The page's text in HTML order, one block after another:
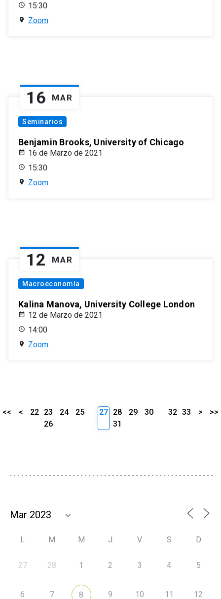
15:30
Zoom
16 MAR
Seminarios
Benjamin Brooks, University of Chicago
16 de Marzo de 2021
15:30
Zoom
12 MAR
Macroeconomía
Kalina Manova, University College London
12 de Marzo de 2021
14:00
Zoom
<< < 22 23 24
25
26
27 28 29
30
31
32 33 > >>
L M M J V S D
27 28 1 2 3 4 5
6 7 8 9 10 11 12